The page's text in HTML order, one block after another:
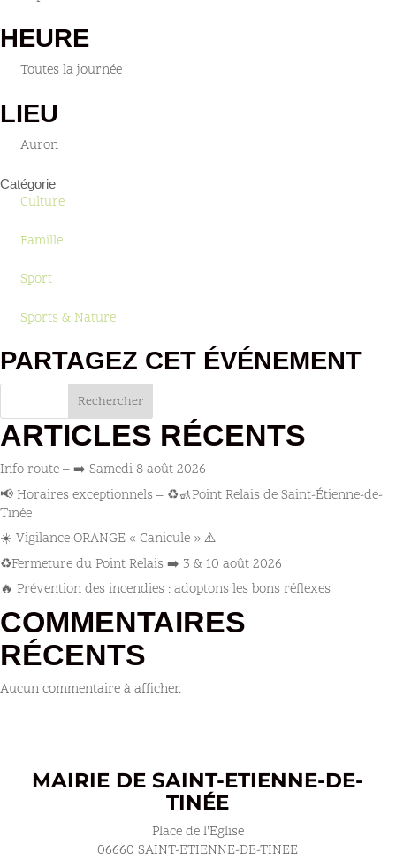
HEURE
Toutes la journée
LIEU
Auron
Catégorie
Culture
Famille
Sport
Sports & Nature
PARTAGEZ CET ÉVÉNEMENT
Rechercher
ARTICLES RÉCENTS
Info route – ➡️ Samedi 8 août 2026
📢 Horaires exceptionnels – ♻️🚮Point Relais de Saint-Étienne-de-
Tinée
☀️ Vigilance ORANGE « Canicule » ⚠️
♻️Fermeture du Point Relais ➡️​ 3 & 10 août 2026
🔥 Prévention des incendies : adoptons les bons réflexes
COMMENTAIRES
RÉCENTS
Aucun commentaire à afficher.
MAIRIE DE SAINT-ETIENNE-DE-
TINÉE
Place de l’Eglise
06660 SAINT-ETIENNE-DE-TINEE